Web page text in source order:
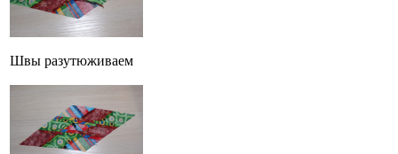
Швы разутюживаем